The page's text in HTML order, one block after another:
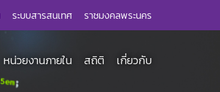
ระบบสารสนเทศ ราชมงคลพระนคร
หน่วยงานภายใน สถิติ เกี่ยวกับ